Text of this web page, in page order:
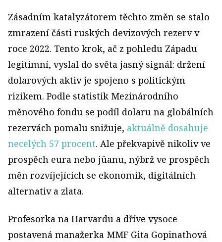
Zásadním katalyzátorem těchto změn se stalo
zmrazení části ruských devizových rezerv v
roce 2022. Tento krok, ač z pohledu Západu
legitimní, vyslal do světa jasný signál: držení
dolarových aktiv je spojeno s politickým
rizikem. Podle statistik Mezinárodního
měnového fondu se podíl dolaru na globálních
rezervách pomalu snižuje, aktuálně dosahuje
necelých 57 procent. Ale překvapivě nikoliv ve
prospěch eura nebo jüanu, nýbrž ve prospěch
měn rozvíjejících se ekonomik, digitálních
alternativ a zlata.
Profesorka na Harvardu a dříve vysoce
postavená manažerka MMF Gita Gopinathová